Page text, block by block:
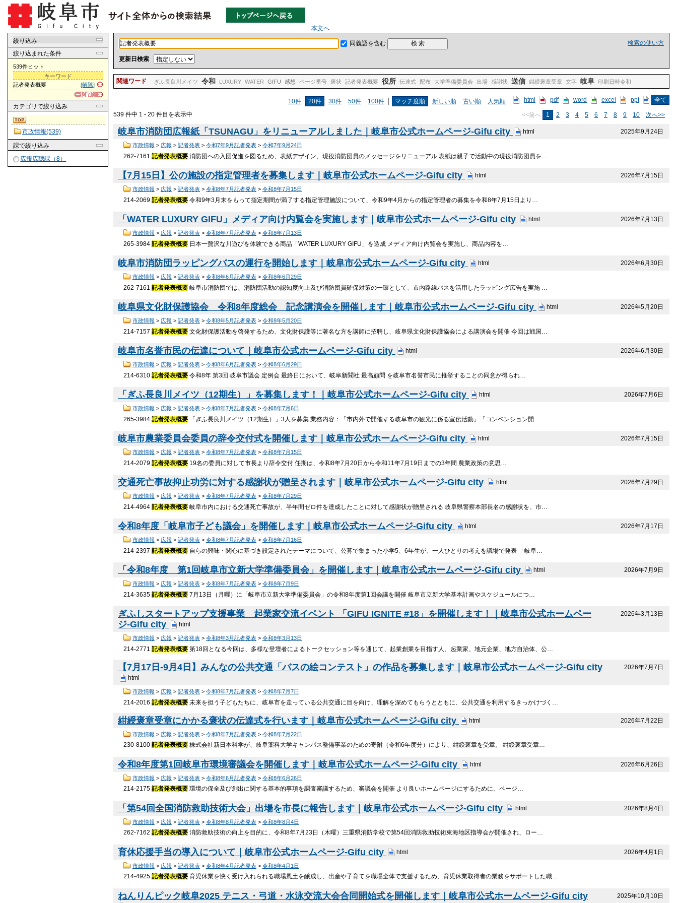
本文へ
絞り込み
絞り込まれた条件
539件ヒット
キーワード
[解除]
記者発表概要
カテゴリ で絞り込み
市政情報(539)
課で絞り込み
広報広聴課（8）
検索の使い方
同義語を含む
更新日検索
関連ワード ぎふ長良川メイツ 令和 LUXURY WATER GIFU 感想 ページ番号 褒状 記者発表概要 役所 伝達式 配布 大学準備委員会 出場 感謝状 送信 紺綬褒章受章 文字 岐阜 印刷日時令和
10件 20件 30件 50件 100件 マッチ度順 新しい順 古い順 人気順 html pdf word excel ppt 全て
539 件中 1 - 20 件目を表示中 <<前へ 1 2 3 4 5 6 7 8 9 10 次へ>>
2025年9月24日
岐阜市消防団広報紙「TSUNAGU」をリニューアルしました｜岐阜市公式ホームページ-Gifu city html
市政情報 > 広報 > 記者発表> 令和7年9月記者発表> 令和7年9月24日
262-7161記者発表概要 消防団への入団促進を図るため、表紙デザイン、現役消防団員のメッセージをリニューアル 表紙は親子で活動中の現役消防団員を…
2026年7月15日
【7月15日】公の施設の指定管理者を募集します｜岐阜市公式ホームページ-Gifu city html
市政情報 > 広報 > 記者発表> 令和8年7月記者発表> 令和8年7月15日
214-2069記者発表概要 令和9年3月末をもって指定期間が満了する指定管理施設について、令和9年4月からの指定管理者の募集を令和8年7月15日より…
2026年7月13日
「WATER LUXURY GIFU」メディア向け内覧会を実施します｜岐阜市公式ホームページ-Gifu city html
市政情報 > 広報 > 記者発表> 令和8年7月記者発表> 令和8年7月13日
265-3984記者発表概要 日本一贅沢な川遊びを体験できる商品「WATER LUXURY GIFU」を造成 メディア向け内覧会を実施し、商品内容を…
2026年6月30日
岐阜市消防団ラッピングバスの運行を開始します｜岐阜市公式ホームページ-Gifu city html
市政情報 > 広報 > 記者発表> 令和8年6月記者発表> 令和8年6月29日
262-7161記者発表概要 岐阜市消防団では、消防団活動の認知度向上及び消防団員確保対策の一環として、市内路線バスを活用したラッピング広告を実施 …
2026年5月20日
岐阜県文化財保護協会 令和8年度総会 記念講演会を開催します｜岐阜市公式ホームページ-Gifu city html
市政情報 > 広報 > 記者発表> 令和8年5月記者発表> 令和8年5月20日
214-7157記者発表概要 文化財保護活動を啓発するため、文化財保護等に著名な方を講師に招聘し、岐阜県文化財保護協会による講演会を開催 今回は戦国…
2026年6月30日
岐阜市名誉市民の伝達について｜岐阜市公式ホームページ-Gifu city html
市政情報 > 広報 > 記者発表> 令和8年6月記者発表> 令和8年6月29日
214-6310記者発表概要 令和8年 第3回 岐阜市議会 定例会 最終日において、岐阜新聞社 最高顧問 を岐阜市名誉市民に推挙することの同意が得られ…
2026年7月6日
「ぎふ長良川メイツ（12期生）」を募集します！｜岐阜市公式ホームページ-Gifu city html
市政情報 > 広報 > 記者発表> 令和8年7月記者発表> 令和8年7月6日
265-3984記者発表概要 「ぎふ長良川メイツ（12期生）」3人を募集 業務内容：「市内外で開催する岐阜市の観光に係る宣伝活動」「コンベンション開…
2026年7月15日
岐阜市農業委員会委員の辞令交付式を開催します｜岐阜市公式ホームページ-Gifu city html
市政情報 > 広報 > 記者発表> 令和8年7月記者発表> 令和8年7月15日
214-2079記者発表概要 19名の委員に対して市長より辞令交付 任期は、令和8年7月20日から令和11年7月19日までの3年間 農業政策の意思…
2026年7月29日
交通死亡事故抑止功労に対する感謝状が贈呈されます｜岐阜市公式ホームページ-Gifu city html
市政情報 > 広報 > 記者発表> 令和8年7月記者発表> 令和8年7月29日
214-4964記者発表概要 岐阜市内における交通死亡事故が、半年間ゼロ件を達成したことに対して感謝状が贈呈される 岐阜県警察本部長名の感謝状を、市…
2026年7月17日
令和8年度「岐阜市子ども議会」を開催します｜岐阜市公式ホームページ-Gifu city html
市政情報 > 広報 > 記者発表> 令和8年7月記者発表> 令和8年7月16日
214-2397記者発表概要 自らの興味・関心に基づき設定されたテーマについて、公募で集まった小学5、6年生が、一人ひとりの考えを議場で発表 「岐阜…
2026年7月9日
「令和8年度 第1回岐阜市立新大学準備委員会」を開催します｜岐阜市公式ホームページ-Gifu city html
市政情報 > 広報 > 記者発表> 令和8年7月記者発表> 令和8年7月9日
214-3635記者発表概要 7月13日（月曜）に「岐阜市立新大学準備委員会」の令和8年度第1回会議を開催 岐阜市立新大学基本計画やスケジュールにつ…
2026年3月13日
ぎふしスタートアップ支援事業 起業家交流イベント 「GIFU IGNITE #18」を開催します！｜岐阜市公式ホームペー
ジ-Gifu city
html
市政情報 > 広報 > 記者発表> 令和8年3月記者発表> 令和8年3月13日
214-2771記者発表概要 第18回となる今回は、多様な登壇者によるトークセッション等を通じて、起業創業を目指す人、起業家、地元企業、地方自治体、公…
2026年7月7日
【7月17日-9月4日】みんなの公共交通「バスの絵コンテスト」の作品を募集します｜岐阜市公式ホームページ-Gifu city
html
市政情報 > 広報 > 記者発表> 令和8年7月記者発表> 令和8年7月7日
214-2016記者発表概要 未来を担う子どもたちに、岐阜市を走っている公共交通に目を向け、理解を深めてもらうとともに、公共交通を利用するきっかけづく…
2026年7月22日
紺綬褒章受章にかかる褒状の伝達式を行います｜岐阜市公式ホームページ-Gifu city html
市政情報 > 広報 > 記者発表> 令和8年7月記者発表> 令和8年7月22日
230-8100記者発表概要 株式会社新日本科学が、岐阜薬科大学キャンパス整備事業のための寄附（令和6年度分）により、紺綬褒章を受章。 紺綬褒章受章…
2026年6月26日
令和8年度第1回岐阜市環境審議会を開催します｜岐阜市公式ホームページ-Gifu city html
市政情報 > 広報 > 記者発表> 令和8年6月記者発表> 令和8年6月26日
214-2175記者発表概要 環境の保全及び創出に関する基本的事項を調査審議するため、審議会を開催 より良いホームページにするために、ページ…
2026年8月4日
「第54回全国消防救助技術大会」出場を市長に報告します｜岐阜市公式ホームページ-Gifu city html
市政情報 > 広報 > 記者発表> 令和8年8月記者発表> 令和8年8月4日
262-7162記者発表概要 消防救助技術の向上を目的に、令和8年7月23日（木曜）三重県消防学校で第54回消防救助技術東海地区指導会が開催され、ロー…
2026年4月1日
育休応援手当の導入について｜岐阜市公式ホームページ-Gifu city html
市政情報 > 広報 > 記者発表> 令和8年4月記者発表> 令和8年4月1日
214-4925記者発表概要 育児休業を快く受け入れられる職場風土を醸成し、出産や子育てを職場全体で支援するため、育児休業取得者の業務をサポートした職…
2025年10月10日
ねんりんピック岐阜2025 テニス・弓道・水泳交流大会合同開始式を開催します｜岐阜市公式ホームページ-Gifu city